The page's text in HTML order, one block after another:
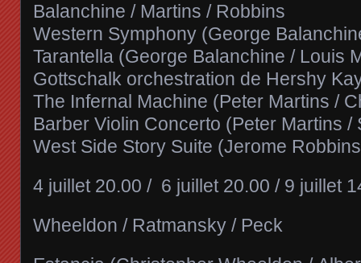
Balanchine / Martins / Robbins
Western Symphony (George
Tarantella (George Balanchine / Louis
Gottschalk orchestration de Hershy
The Infernal Machine (Peter Martins /
Barber Violin Concerto (Peter Martins /
West Side Story Suite (Jerome
4 juillet 20.00 / 6 juillet 20.00 / 9 juillet
Wheeldon / Ratmansky / Peck